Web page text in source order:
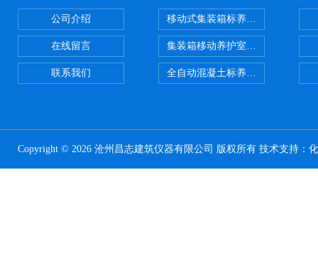
公司介绍
在线留言
联系我们
移动式集装箱标养室 养护室设备
集装箱移动养护室 标养室
全自动混凝土标养室恒温恒湿设备
Copyright © 2026 沧州昌志建筑仪器有限公司 版权所有 技术支持：